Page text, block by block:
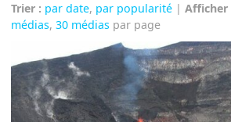
Trier : par date, par popularité |Afficher
médias,30 médias par page